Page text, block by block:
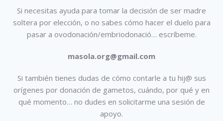
Si necesitas ayuda para tomar la decisión de ser madre
soltera por elección, o no sabes cómo hacer el duelo para
pasar a ovodonación/embriodonació… escríbeme.
masola.org@gmail.com
Si también tienes dudas de cómo contarle a tu hij@ sus
orígenes por donación de gametos, cuándo, por qué y en
qué momento… no dudes en solicitarme una sesión de
apoyo.